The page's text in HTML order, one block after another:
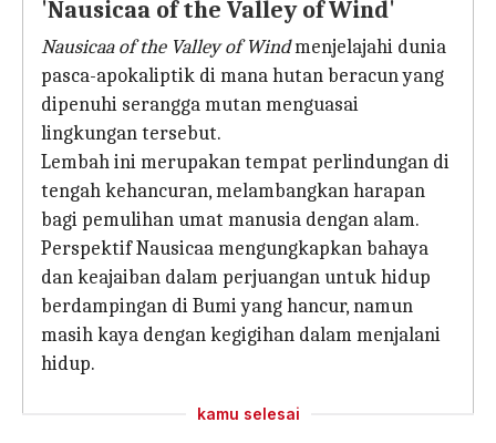
'Nausicaa of the Valley of Wind'
Nausicaa of the Valley of Windmenjelajahi dunia
pasca-apokaliptik di mana hutan beracun yang
dipenuhi serangga mutan menguasai
lingkungan tersebut.
Lembah ini merupakan tempat perlindungan di
tengah kehancuran, melambangkan harapan
bagi pemulihan umat manusia dengan alam.
Perspektif Nausicaa mengungkapkan bahaya
dan keajaiban dalam perjuangan untuk hidup
berdampingan di Bumi yang hancur, namun
masih kaya dengan kegigihan dalam menjalani
hidup.
kamu selesai